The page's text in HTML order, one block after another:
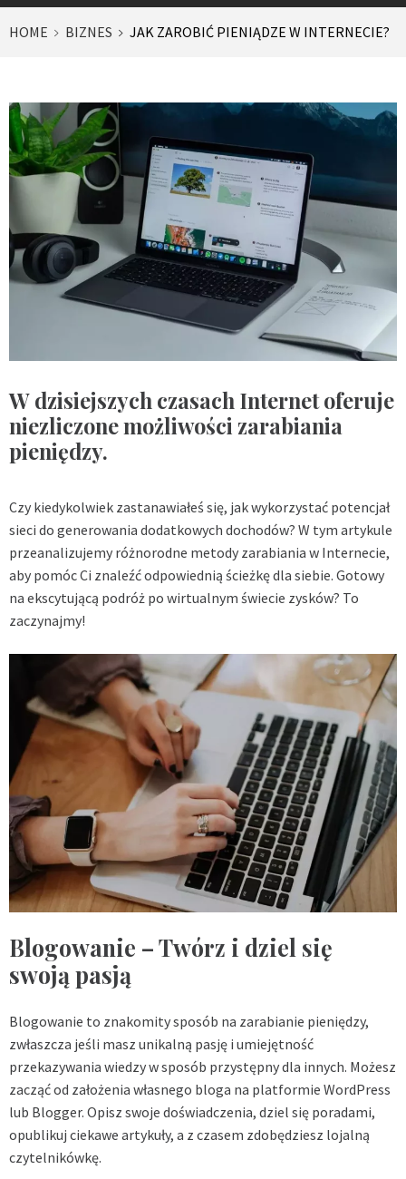
HOME BIZNES JAK ZAROBIĆ PIENIĄDZE W INTERNECIE?
W dzisiejszych czasach Internet oferuje
niezliczone możliwości zarabiania
pieniędzy.
Czy kiedykolwiek zastanawiałeś się, jak wykorzystać potencjał
sieci do generowania dodatkowych dochodów? W tym artykule
przeanalizujemy różnorodne metody zarabiania w Internecie,
aby pomóc Ci znaleźć odpowiednią ścieżkę dla siebie. Gotowy
na ekscytującą podróż po wirtualnym świecie zysków? To
zaczynajmy!
Blogowanie – Twórz i dziel się
swoją pasją
Blogowanie to znakomity sposób na zarabianie pieniędzy,
zwłaszcza jeśli masz unikalną pasję i umiejętność
przekazywania wiedzy w sposób przystępny dla innych. Możesz
zacząć od założenia własnego bloga na platformie WordPress
lub Blogger. Opisz swoje doświadczenia, dziel się poradami,
opublikuj ciekawe artykuły, a z czasem zdobędziesz lojalną
czytelnikówkę.